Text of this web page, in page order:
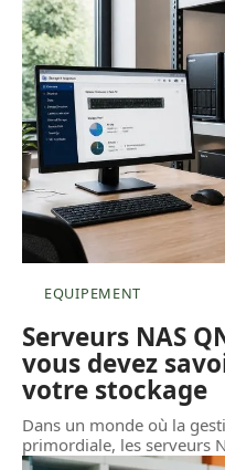
EQUIPEMENT
Serveurs NAS
vous devez
votre stockage
Dans un monde où la
primordiale, les serveurs